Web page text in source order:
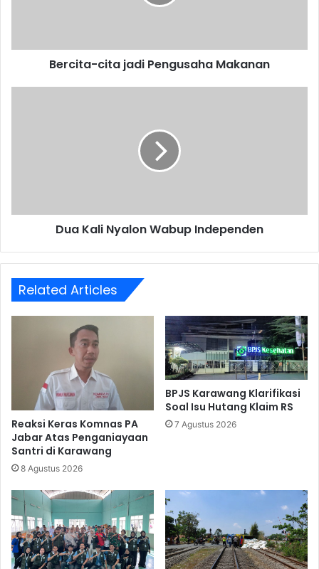
Bercita-cita jadi Pengusaha Makanan
Dua Kali Nyalon Wabup Independen
Related Articles
Reaksi Keras Komnas PA
Jabar Atas Penganiayaan
Santri di Karawang
8 Agustus 2026
BPJS Karawang Klarifikasi
Soal Isu Hutang Klaim RS
7 Agustus 2026